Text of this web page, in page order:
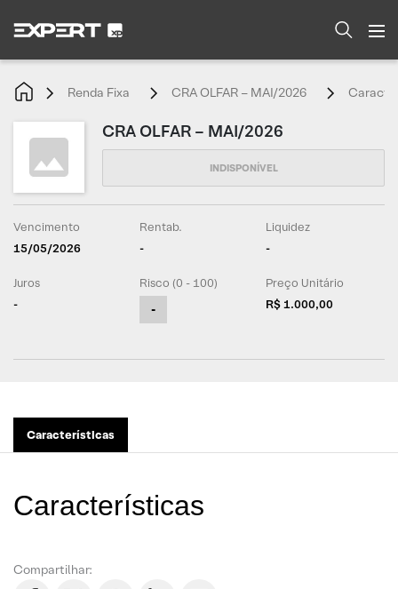
Renda Fixa CRA OLFAR – MAI/2026
CRA OLFAR – MAI/2026
Vencimento
15/05/2026
Rentab.
-
Liquidez
-
Juros
-
Risco (0 - 100)
-
Preço Unitário
R$ 1.000,00
Características
Características
Compartilhar: